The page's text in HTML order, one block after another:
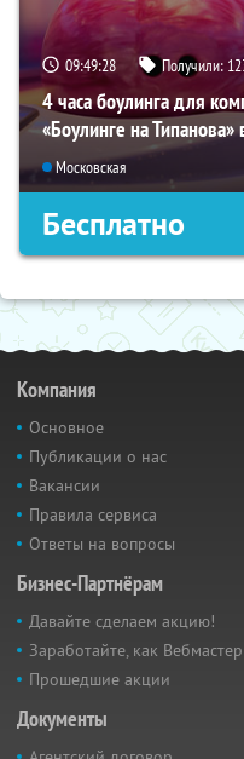
09:49:27 Получили:
4 часа боулинга для
«Боулинге на Типанова»
Московская
Бесплатно
Компания
Основное
Публикации о нас
Вакансии
Правила сервиса
Ответы на вопросы
Бизнес-Партнёрам
Давайте сделаем акцию!
Заработайте, как Вебмастер
Прошедшие акции
Документы